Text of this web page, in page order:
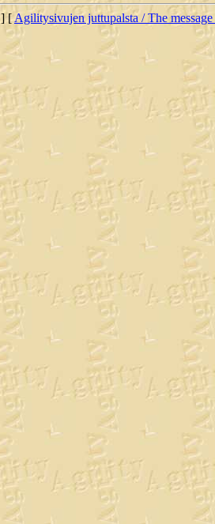
] [Agilitysivujen juttupalsta / The